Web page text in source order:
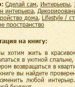
сделай сам, интерьеры,
интерьера,
дома, lifestyle /
пространство
на книгу:
хотим жить в
в уютной
возвращаться в
вы найдете
любой